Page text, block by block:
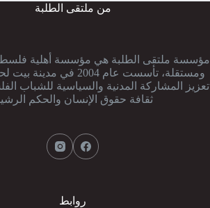
من ملتقى الطلبة
مؤسسة ملتقى الطلبة هي مؤسسة أهلية
ومستقلة، تأسست عام 2004 في
تعزيز المشاركة المدنية والسياسية للشباب
ثقافة حقوق الإنسان والحكم
روابط